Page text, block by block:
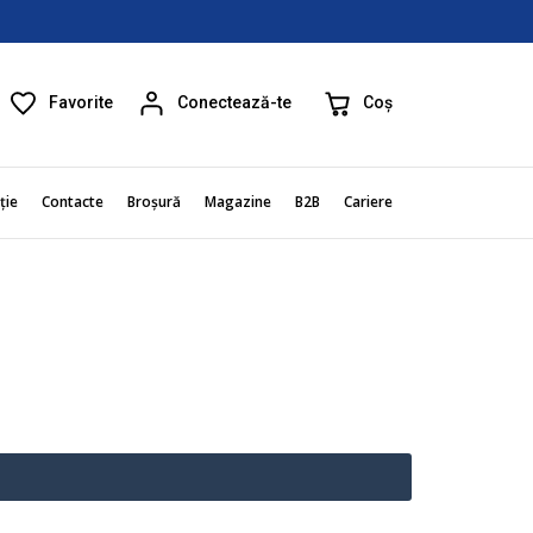
Favorite Conectează-te Coș
Contacte Broșură Magazine B2B Cariere